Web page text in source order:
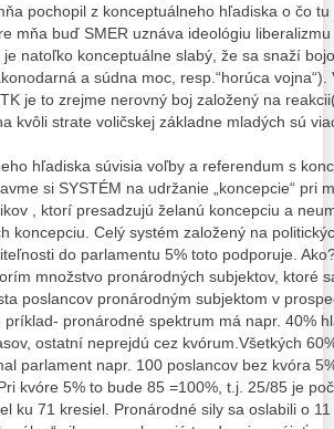
pochopil z konceptuálneho hľadiska o čo
mňa buď SMER uznáva ideológiu
je natoľko konceptuálne slabý, že sa snaží
a súdna moc, resp.“horúca
je to zrejme nerovný boj založený na
kvôli strate voličskej základne mladých sú
hľadiska súvisia voľby a referendum s
si SYSTÉM na udržanie „koncepcie“ pri
, ktorí presadzujú želanú koncepciu a
koncepciu. Celý systém založený na
do parlamentu 5% toto podporuje.
množstvo pronárodných subjektov, ktoré
poslancov pronárodným subjektom v
príklad- pronárodné spektrum má napr. 40%
ostatní neprejdú cez kvórum.Všetkých
parlament napr. 100 poslancov bez kvóra
kvóre 5% to bude 85 =100%, t.j. 25/85 je
ku 71 kresiel. Pronárodné sily sa oslabili o